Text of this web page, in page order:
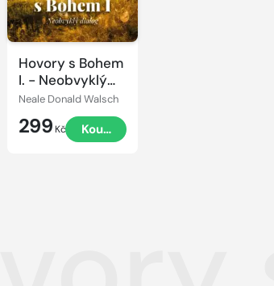
Hovory s Bohem
I. - Neobvyklý
dialog
Neale Donald Walsch
299 Kč Koupit